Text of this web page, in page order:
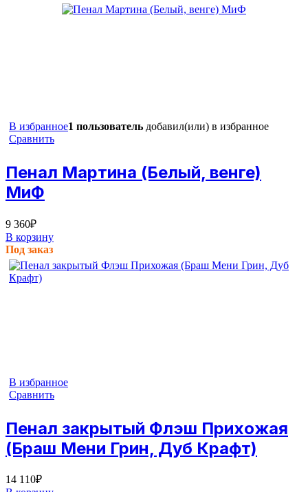
В избранное1 пользователь добавил(или) в избранное
Сравнить
Пенал Мартина (Белый, венге)
МиФ
9 360₽
В корзину
Под заказ
В избранное
Сравнить
Пенал закрытый Флэш Прихожая
(Браш Мени Грин, Дуб Крафт)
14 110₽